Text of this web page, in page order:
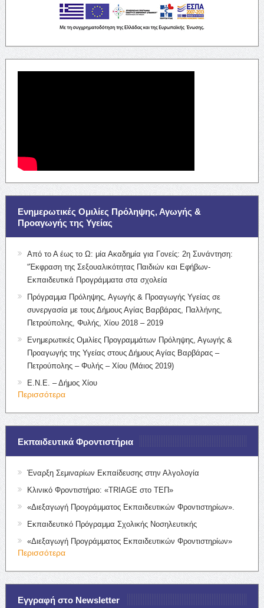
Ενημερωτικές Ομιλίες Πρόληψης, Αγωγής &
Προαγωγής της Υγείας
Από το Α έως το Ω: μία Ακαδημία για Γονείς: 2η Συνάντηση:
“Έκφραση της Σεξουαλικότητας Παιδιών και Εφήβων-
Εκπαιδευτικά Προγράμματα στα σχολεία
Πρόγραμμα Πρόληψης, Αγωγής & Προαγωγής Υγείας σε
συνεργασία με τους Δήμους Αγίας Βαρβάρας, Παλλήνης,
Πετρούπολης, Φυλής, Χίου 2018 – 2019
Ενημερωτικές Ομιλίες Προγραμμάτων Πρόληψης, Αγωγής &
Προαγωγής της Υγείας στους Δήμους Αγίας Βαρβάρας –
Πετρούπολης – Φυλής – Χίου (Μάιος 2019)
Ε.Ν.Ε. – Δήμος Χίου
Περισσότερα
Εκπαιδευτικά Φροντιστήρια
Έναρξη Σεμιναρίων Εκπαίδευσης στην Αλγολογία
Κλινικό Φροντιστήριο: «TRIAGE στο ΤΕΠ»
«Διεξαγωγή Προγράμματος Εκπαιδευτικών Φροντιστηρίων».
Εκπαιδευτικό Πρόγραμμα Σχολικής Νοσηλευτικής
«Διεξαγωγή Προγράμματος Εκπαιδευτικών Φροντιστηρίων»
Περισσότερα
Εγγραφή στο Newsletter